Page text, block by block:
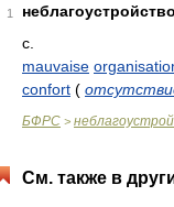
1
неблагоустройство
с.
mauvaise
confort (
БФРС >
См. также в